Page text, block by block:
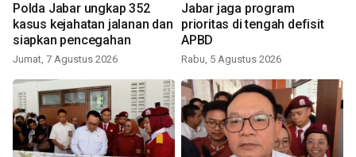
Polda Jabar ungkap 352
kasus kejahatan jalanan dan
siapkan pencegahan
Jumat, 7 Agustus 2026
Jabar jaga program
prioritas di tengah defisit
APBD
Rabu, 5 Agustus 2026